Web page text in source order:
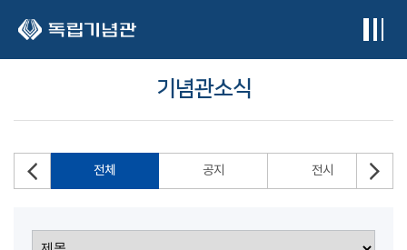
기념관소식
전체 공지 전시